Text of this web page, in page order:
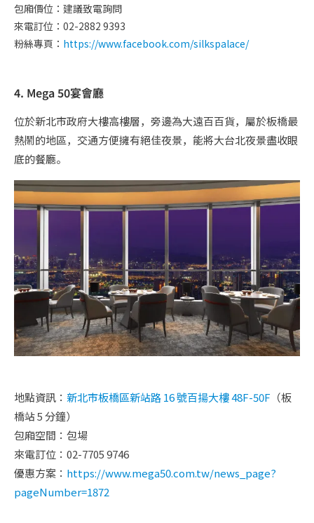
包廂價位：建議致電詢問
來電訂位：02-2882 9393
粉絲專頁： https://www.facebook.com/silkspalace/
4. Mega 50宴會廳
位於新北市政府大樓高樓層，旁邊為大遠百百貨，屬於板橋最
熱鬧的地區，交通方便擁有絕佳夜景，能將大台北夜景盡收眼
底的餐廳。
地點資訊： 新北市板橋區新站路 16 號百揚大樓 48F-50F （板
橋站 5 分鐘）
包廂空間：包場
來電訂位：02-7705 9746
優惠方案： https://www.mega50.com.tw/news_page?
pageNumber=1872